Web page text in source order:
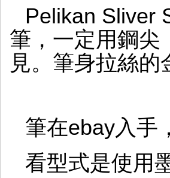
Pelikan Sliver
筆，一定用鋼尖
見。筆身拉絲
筆在ebay入手
看型式是使用